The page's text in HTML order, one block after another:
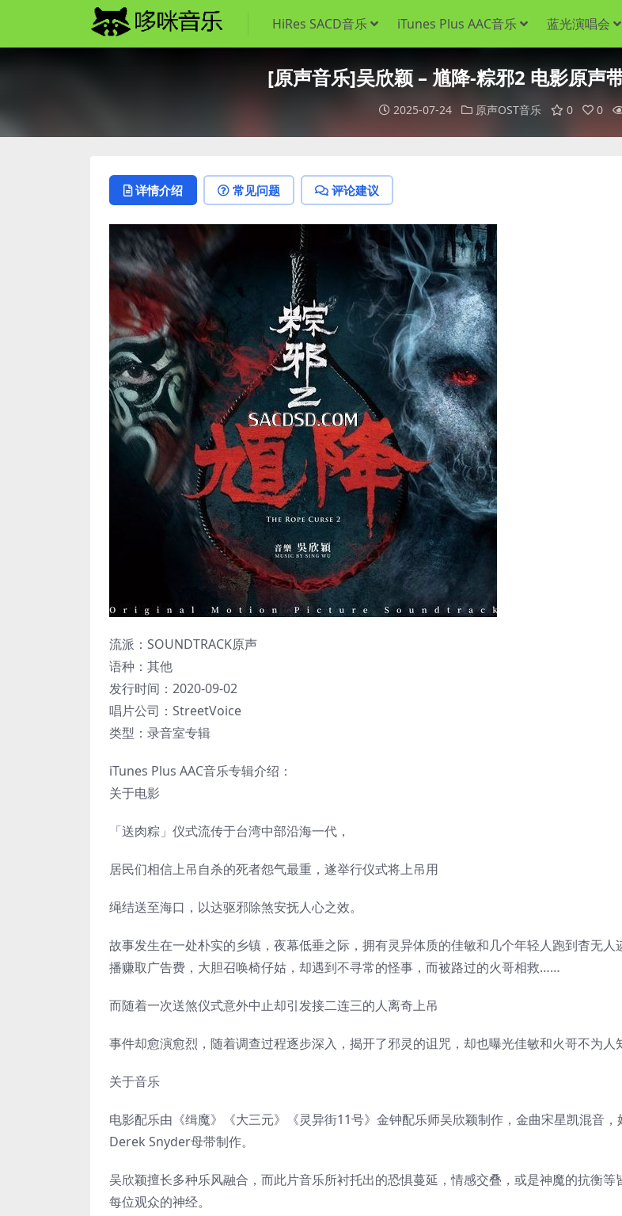
HiRes SACD音乐 iTunes Plus AAC音乐 蓝光演唱会
[原声音乐]吴欣颖 – 馗降-粽邪2 电影原
2025-07-24 原声OST音乐 0 0
详情介绍 常见问题 评论建议
流派：SOUNDTRACK原声
语种：其他
发行时间：2020-09-02
唱片公司：StreetVoice
类型：录音室专辑
iTunes Plus AAC音乐专辑介绍：
关于电影
「送肉粽」仪式流传于台湾中部沿海一代，
居民们相信上吊自杀的死者怨气最重，遂举行仪式将上吊用
绳结送至海口，以达驱邪除煞安抚人心之效。
故事发生在一处朴实的乡镇，夜幕低垂之际，拥有灵异体质的佳敏和几个年轻人跑到杳无人
播赚取广告费，大胆召唤椅仔姑，却遇到不寻常的怪事，而被路过的火哥相救……
而随着一次送煞仪式意外中止却引发接二连三的人离奇上吊
事件却愈演愈烈，随着调查过程逐步深入，揭开了邪灵的诅咒，却也曝光佳敏和火哥不为
关于音乐
电影配乐由《缉魔》《大三元》《灵异街11号》金钟配乐师吴欣颖制作，金曲宋星凯混音
Derek Snyder母带制作。
吴欣颖擅长多种乐风融合，而此片音乐所衬托出的恐惧蔓延，情感交叠，或是神魔的抗衡等
每位观众的神经。